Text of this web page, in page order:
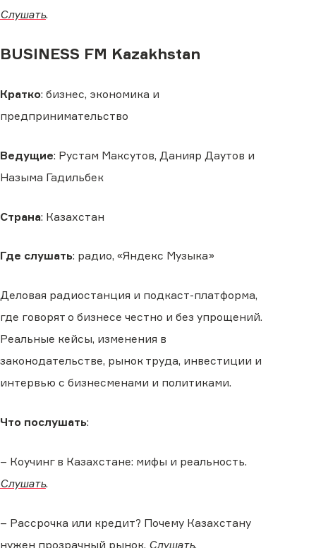
Слушать.
BUSINESS FM Kazakhstan
Кратко: бизнес, экономика и
предпринимательство
Ведущие: Рустам Максутов, Данияр Даутов и
Назыма Гадильбек
Страна: Казахстан
Где слушать: радио, «Яндекс Музыка»
Деловая радиостанция и подкаст-платформа,
где говорят о бизнесе честно и без упрощений.
Реальные кейсы, изменения в
законодательстве, рынок труда, инвестиции и
интервью с бизнесменами и политиками.
Что послушать:
– Коучинг в Казахстане: мифы и реальность.
Слушать.
– Рассрочка или кредит? Почему Казахстану
нужен прозрачный рынок. Слушать.